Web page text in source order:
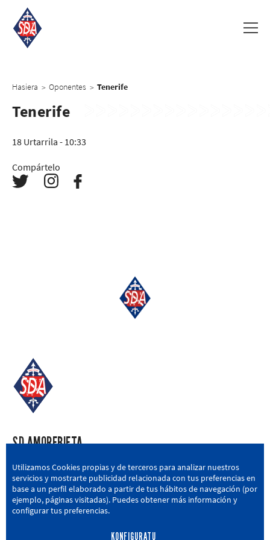
Hasiera > Oponentes > Tenerife
Tenerife
18 Urtarrila - 10:33
Compártelo
SD AMOREBIETA
San Miguel Kalea, 16, 48340 Amorebieta, Bizkaia
946 604 751 | sda@sdamorebieta.eus
Utilizamos Cookies propias y de terceros para analizar nuestros
servicios y mostrarte publicidad relacionada con tus preferencias en
base a un perfil elaborado a partir de tus hábitos de navegación (por
ejemplo, páginas visitadas). Puedes obtener más información y
configurar tus preferencias.
KONFIGURATU